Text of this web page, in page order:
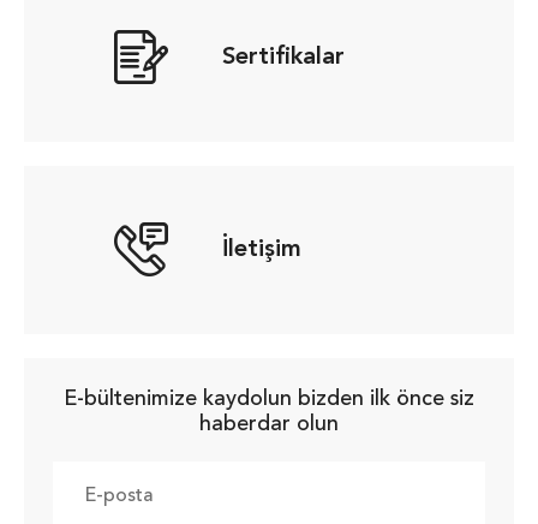
Sertifikalar
İletişim
E-bültenimize kaydolun bizden ilk önce siz
haberdar olun